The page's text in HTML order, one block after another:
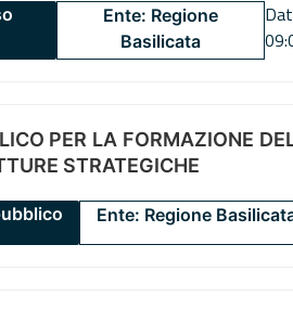
Ente: Regione
Basilicata
PER LA FORMAZIONE
STRATEGICHE
Ente: Regione